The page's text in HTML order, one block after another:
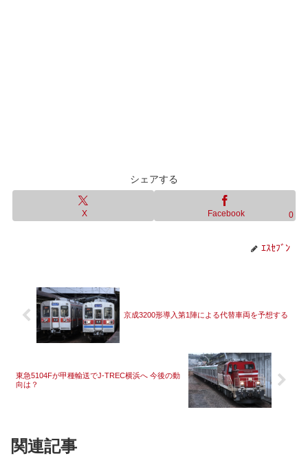
シェアする
X Facebook 0
ｴｽｾﾌﾞﾝ
京成3200形導入第1陣による代替車両を予想する
東急5104Fが甲種輸送でJ-TREC横浜へ 今後の動
向は？
関連記事